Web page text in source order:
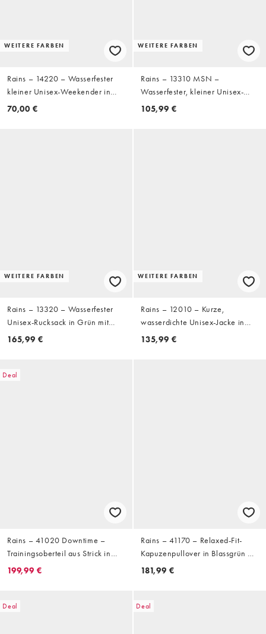
WEITERE FARBEN
Rains – 14220 – Wasserfester
kleiner Unisex-Weekender in
Schwarz
70,00 €
WEITERE FARBEN
Rains – 13310 MSN –
Wasserfester, kleiner Unisex-
Rucksack in Schwarz
105,99 €
WEITERE FARBEN
Rains – 13320 – Wasserfester
Unisex-Rucksack in Grün mit
Rolltop
165,99 €
WEITERE FARBEN
Rains – 12010 – Kurze,
wasserdichte Unisex-Jacke in
Grau mit Kapuze
135,99 €
Deal
Rains – 41020 Downtime –
Trainingsoberteil aus Strick in
Burgunderrot mit Logo und Zwei-
199,99 €
Rains – 41170 – Relaxed-Fit-
Kapuzenpullover in Blassgrün mit
Logo im Farbspritzer-Design und
181,99 €
Deal Deal